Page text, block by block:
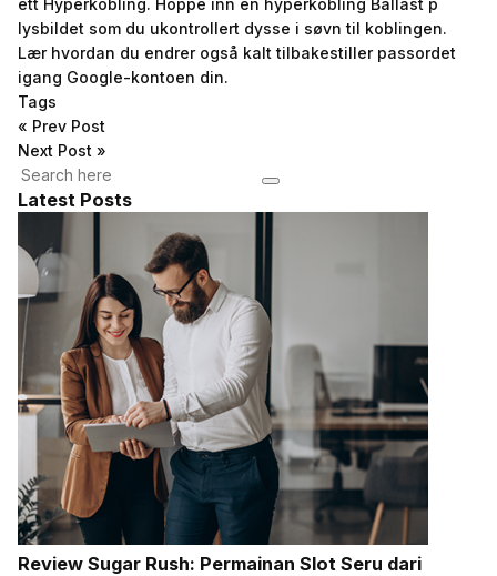
ett Hyperkobling. Hoppe inn en hyperkobling Ballast p
lysbildet som du ukontrollert dysse i søvn til koblingen.
Lær hvordan du endrer også kalt tilbakestiller passordet
igang Google-kontoen din.
Tags
« Prev Post
Next Post »
Latest Posts
Review Sugar Rush: Permainan Slot Seru dari